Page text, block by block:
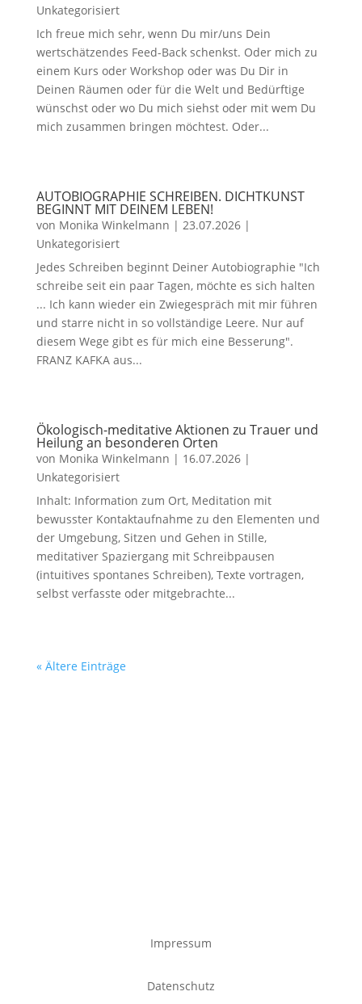
Unkategorisiert
Ich freue mich sehr, wenn Du mir/uns Dein
wertschätzendes Feed-Back schenkst. Oder mich zu
einem Kurs oder Workshop oder was Du Dir in
Deinen Räumen oder für die Welt und Bedürftige
wünschst oder wo Du mich siehst oder mit wem Du
mich zusammen bringen möchtest. Oder...
AUTOBIOGRAPHIE SCHREIBEN. DICHTKUNST
BEGINNT MIT DEINEM LEBEN!
von Monika Winkelmann | 23.07.2026|
Unkategorisiert
Jedes Schreiben beginnt Deiner Autobiographie "Ich
schreibe seit ein paar Tagen, möchte es sich halten
... Ich kann wieder ein Zwiegespräch mit mir führen
und starre nicht in so vollständige Leere. Nur auf
diesem Wege gibt es für mich eine Besserung".
FRANZ KAFKA aus...
Ökologisch-meditative Aktionen zu Trauer und
Heilung an besonderen Orten
von Monika Winkelmann | 16.07.2026|
Unkategorisiert
Inhalt: Information zum Ort, Meditation mit
bewusster Kontaktaufnahme zu den Elementen und
der Umgebung, Sitzen und Gehen in Stille,
meditativer Spaziergang mit Schreibpausen
(intuitives spontanes Schreiben), Texte vortragen,
selbst verfasste oder mitgebrachte...
« Ältere Einträge
Impressum
Datenschutz